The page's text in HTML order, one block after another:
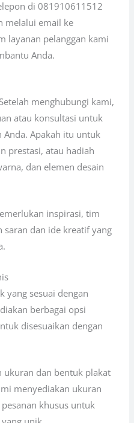
di 081910611512
melalui email ke
layanan pelanggan kami
Anda.
menghubungi kami,
atau konsultasi untuk
Apakah itu untuk
prestasi, atau hadiah
dan elemen desain
inspirasi, tim
saran dan ide kreatif yang
yang sesuai dengan
berbagai opsi
disesuaikan dengan
ukuran dan bentuk plakat
menyediakan ukuran
khusus untuk